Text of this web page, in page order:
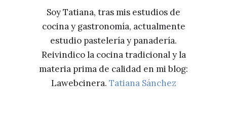
Soy Tatiana, tras mis estudios de
cocina y gastronomía, actualmente
estudio pastelería y panadería.
Reivindico la cocina tradicional y la
materia prima de calidad en mi blog:
Lawebcinera. Tatiana Sánchez